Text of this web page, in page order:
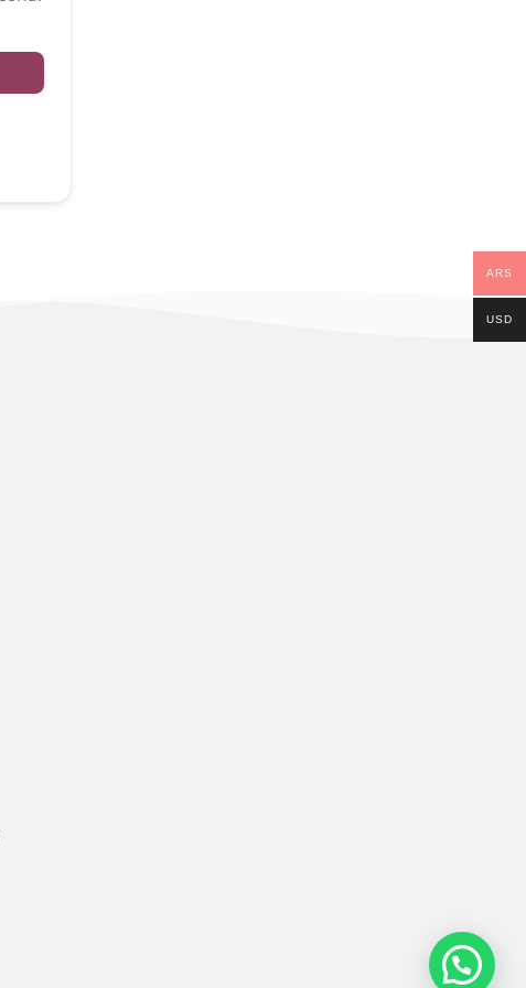
ARS
USD